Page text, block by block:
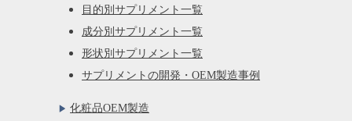
目的別サプリメント一覧
成分別サプリメント一覧
形状別サプリメント一覧
サプリメントの開発・OEM製造事例
化粧品OEM製造